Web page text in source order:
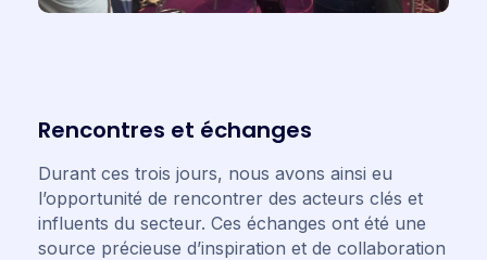
Rencontres et échanges
Durant ces trois jours, nous avons ainsi eu
l’opportunité de rencontrer des acteurs clés et
influents du secteur. Ces échanges ont été une
source précieuse d’inspiration et de collaboration